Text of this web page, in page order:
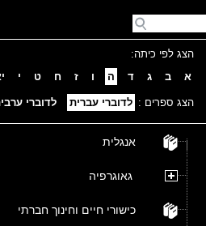
הצג לפי כיתה:
א
ב ג ד ה ו ז ח ט י
הצג ספרים : לדוברי עברית לדוברי
אנגלית
גאוגרפיה
כישורי חיים וחינוך חברתי